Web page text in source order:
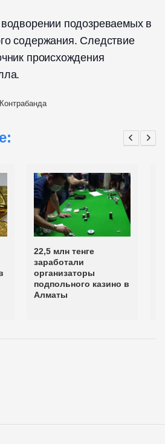
подозреваемых в
содержания. Следствие
происхождения
Контрабанда
22,5 млн тенге
заработали
организаторы
подпольного казино в
Алматы